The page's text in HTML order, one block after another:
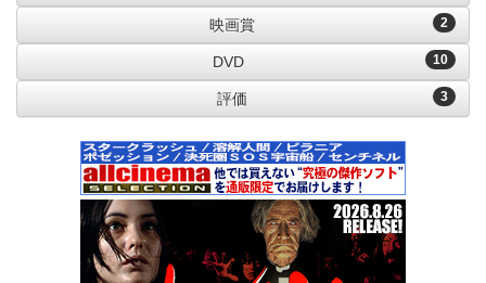
2
映画賞
10
DVD
3
評価